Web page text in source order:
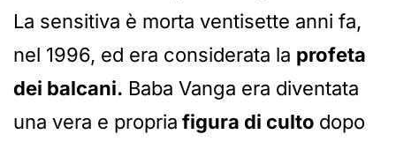
La sensitiva è morta ventisette anni fa,
nel 1996, ed era considerata la profeta
dei balcani. Baba Vanga era diventata
una vera e propria figura di culto dopo